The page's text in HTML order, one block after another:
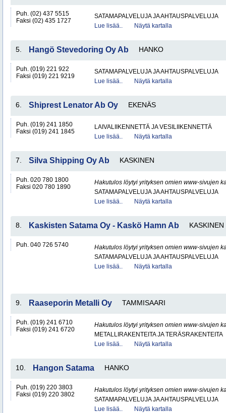
Puh. (02) 437 5515
Faksi (02) 435 1727
SATAMAPALVELUJA JA AHTAUSPALVELUJA
Lue lisää..
Näytä kartalla
5. Hangö Stevedoring Oy Ab HANKO
Puh. (019) 221 922
Faksi (019) 221 9219
SATAMAPALVELUJA JA AHTAUSPALVELUJA
Lue lisää..
Näytä kartalla
6. Shiprest Lenator Ab Oy EKENÄS
Puh. (019) 241 1850
Faksi (019) 241 1845
LAIVALIIKENNETTÄ JA VESILIIKENNETTÄ
Lue lisää..
Näytä kartalla
7. Silva Shipping Oy Ab KASKINEN
Puh. 020 780 1800
Faksi 020 780 1890
Hakutulos löytyi yrityksen omien www-sivujen
SATAMAPALVELUJA JA AHTAUSPALVELUJA
Lue lisää..
Näytä kartalla
8. Kaskisten Satama Oy - Kaskö Hamn Ab KASKINEN
Puh. 040 726 5740
Hakutulos löytyi yrityksen omien www-sivujen
SATAMAPALVELUJA JA AHTAUSPALVELUJA
Lue lisää..
Näytä kartalla
9. Raaseporin Metalli Oy TAMMISAARI
Puh. (019) 241 6710
Faksi (019) 241 6720
Hakutulos löytyi yrityksen omien www-sivujen
METALLIRAKENTEITA JA TERÄSRAKENTEITA
Lue lisää..
Näytä kartalla
10. Hangon Satama HANKO
Puh. (019) 220 3803
Faksi (019) 220 3802
Hakutulos löytyi yrityksen omien www-sivujen
SATAMAPALVELUJA JA AHTAUSPALVELUJA
Lue lisää..
Näytä kartalla